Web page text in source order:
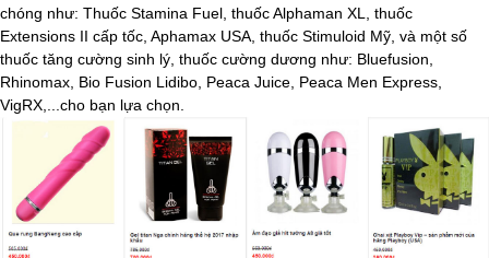
chóng như: Thuốc Stamina Fuel, thuốc Alphaman XL, thuốc
Extensions II cấp tốc, Aphamax USA, thuốc Stimuloid Mỹ, và một số
thuốc tăng cường sinh lý, thuốc cường dương như: Bluefusion,
Rhinomax, Bio Fusion Lidibo, Peaca Juice, Peaca Men Express,
VigRX,...cho bạn lựa chọn.